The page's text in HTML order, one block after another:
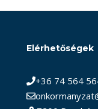
Elérhetőségek
+36 74 564